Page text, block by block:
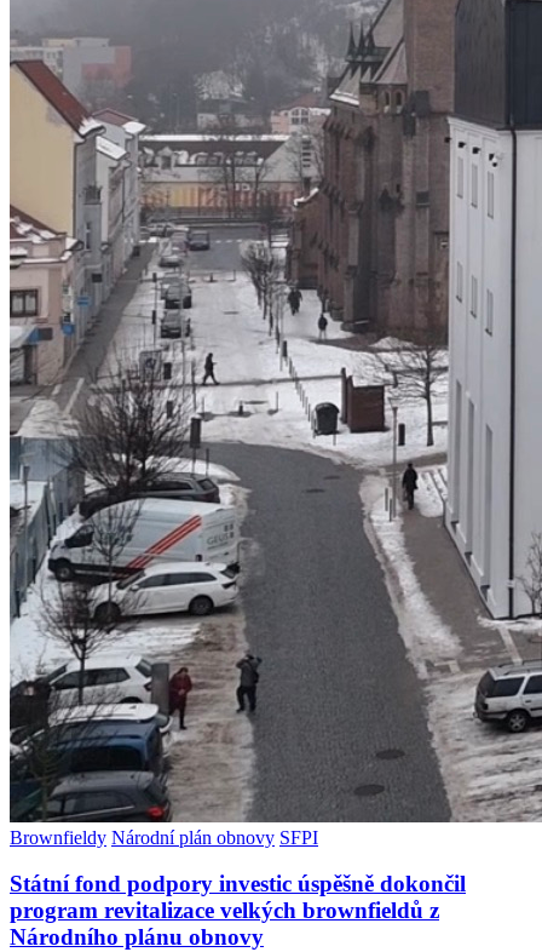
Brownfieldy Národní plán obnovy SFPI
Státní fond podpory investic úspěšně dokončil
program revitalizace velkých brownfieldů z
Národního plánu obnovy